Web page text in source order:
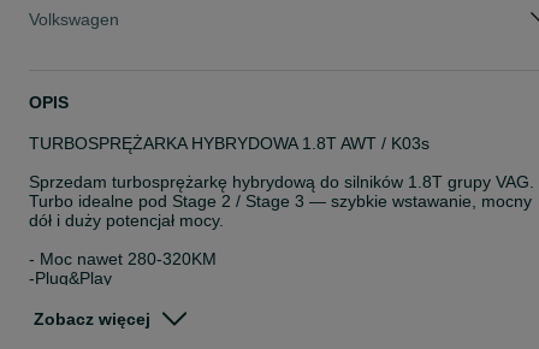
Volkswagen
OPIS
TURBOSPRĘŻARKA HYBRYDOWA 1.8T AWT / K03s
Sprzedam turbosprężarkę hybrydową do silników 1.8T grupy VAG.
Turbo idealne pod Stage 2 / Stage 3 — szybkie wstawanie, mocny
dół i duży potencjał mocy.
- Moc nawet 280-320KM
-Plug&Play
- Większy wirnik kompresji
Zobacz więcej